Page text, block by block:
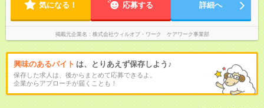
気になる！ 応募する 詳細へ
掲載元企業名 株式会社ウィルオブ・ワーク ケアワーク事業部
興味のあるバイト は、とりあえず保存しよう♪
保存した求人は、後からまとめて応募できるよ。
企業からアプローチが届くことも！